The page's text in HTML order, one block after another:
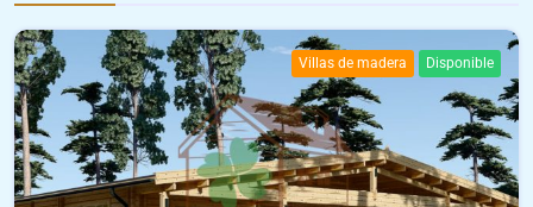
Villas de madera Disponible